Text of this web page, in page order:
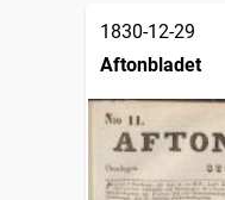
1830-12-29
Aftonbladet